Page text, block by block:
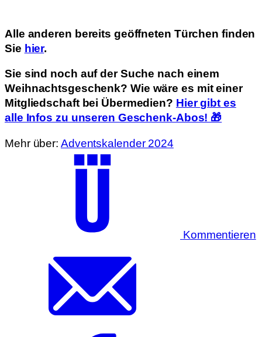
Alle anderen bereits geöffneten Türchen finden
Sie hier.
Sie sind noch auf der Suche nach einem
Weihnachtsgeschenk? Wie wäre es mit einer
Mitgliedschaft bei Übermedien? Hier gibt es
alle Infos zu unseren Geschenk-Abos! 🎁
Mehr über: Adventskalender 2024
Kommentieren